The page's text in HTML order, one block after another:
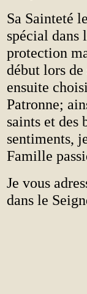
Sa Sainteté
spécial dans
protection
début lors
ensuite
Patronne;
saints et des
sentiments,
Famille
Je vous
dans le